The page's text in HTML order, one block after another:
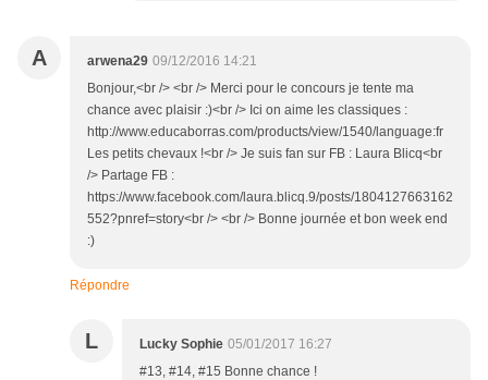
A arwena29 09/12/2016 14:21
Bonjour,<br /> <br /> Merci pour le concours je tente ma
chance avec plaisir :)<br /> Ici on aime les classiques :
http://www.educaborras.com/products/view/1540/language:fr
Les petits chevaux !<br /> Je suis fan sur FB : Laura Blicq<br
/> Partage FB :
https://www.facebook.com/laura.blicq.9/posts/1804127663162
552?pnref=story<br /> <br /> Bonne journée et bon week end
:)
Répondre
L Lucky Sophie 05/01/2017 16:27
#13, #14, #15 Bonne chance !